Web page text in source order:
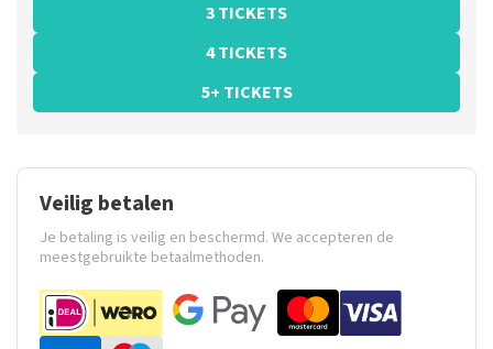
3 TICKETS
4 TICKETS
5+ TICKETS
Veilig betalen
Je betaling is veilig en beschermd. We accepteren de
meestgebruikte betaalmethoden.